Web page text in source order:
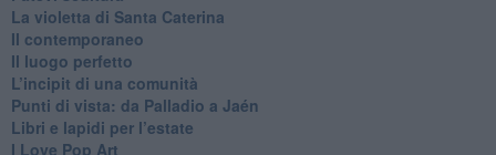
​La violetta di Santa Caterina
​Il contemporaneo
​Il luogo perfetto
​L’incipit di una comunità
Punti di vista: da Palladio a Jaén
​Libri e lapidi per l’estate
​I Love Pop Art